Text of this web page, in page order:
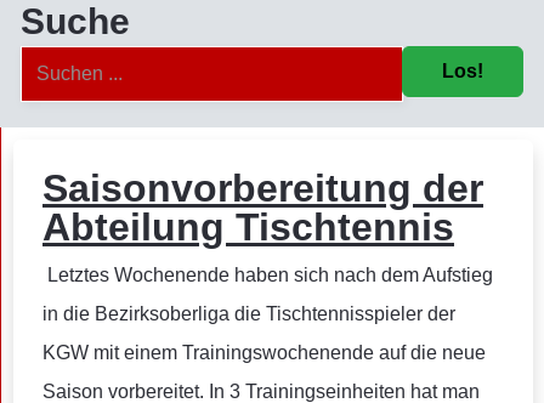
Suche
Los!
Saisonvorbereitung der
Abteilung Tischtennis
Letztes Wochenende haben sich nach dem Aufstieg
in die Bezirksoberliga die Tischtennisspieler der
KGW mit einem Trainingswochenende auf die neue
Saison vorbereitet. In 3 Trainingseinheiten hat man